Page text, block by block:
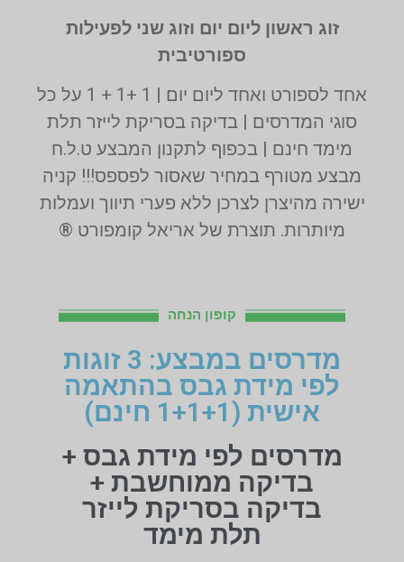
זוג ראשון ליום יום וזוג שני לפעילות
ספורטיבית
אחד לספורט ואחד ליום יום | 1 +1 + 1 על כל
סוגי המדרסים | בדיקה בסריקת לייזר תלת
מימד חינם | בכפוף לתקנון המבצע ט.ל.ח
מבצע מטורף במחיר שאסור לפספס!!! קניה
ישירה מהיצרן לצרכן ללא פערי תיווך ועמלות
מיותרות. תוצרת של אריאל קומפורט ®
קופון הנחה
מדרסים במבצע: 3 זוגות
לפי מידת גבס בהתאמה
אישית (1+1+1 חינם)
מדרסים לפי מידת גבס +
בדיקה ממוחשבת +
בדיקה בסריקת לייזר
תלת מימד